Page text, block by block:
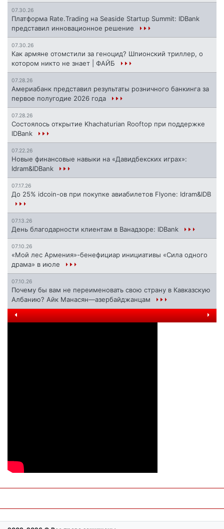
07.30.26
Платформа Rate.Trading на Seaside Startup Summit: IDBank
представил инновационное решение
07.30.26
Как армяне отомстили за геноцид? Шпионский триллер, о
котором никто не знает | ФАЙБ
07.28.26
Америабанк представил результаты розничного банкинга за
первое полугодие 2026 года
07.28.26
Состоялось открытие Khachaturian Rooftop при поддержке
IDBank
07.22.26
Новые финансовые навыки на «Давидбекских играх»:
Idram&IDBank
07.17.26
До 25% idcoin-ов при покупке авиабилетов Flyone: Idram&IDB
07.13.26
День благодарности клиентам в Ванадзоре: IDBank
07.10.26
«Мой лес Армения»-бенефициар инициативы «Сила одного
драма» в июле
07.10.26
Почему бы вам не переименовать свою страну в Кавказскую
Албанию? Айк Манасян—азербайджанцам